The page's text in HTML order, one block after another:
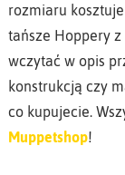
rozmiaru kosztuje
tańsze Hoppery
wczytać w opis
konstrukcją czy
co kupujecie.
Muppetshop!